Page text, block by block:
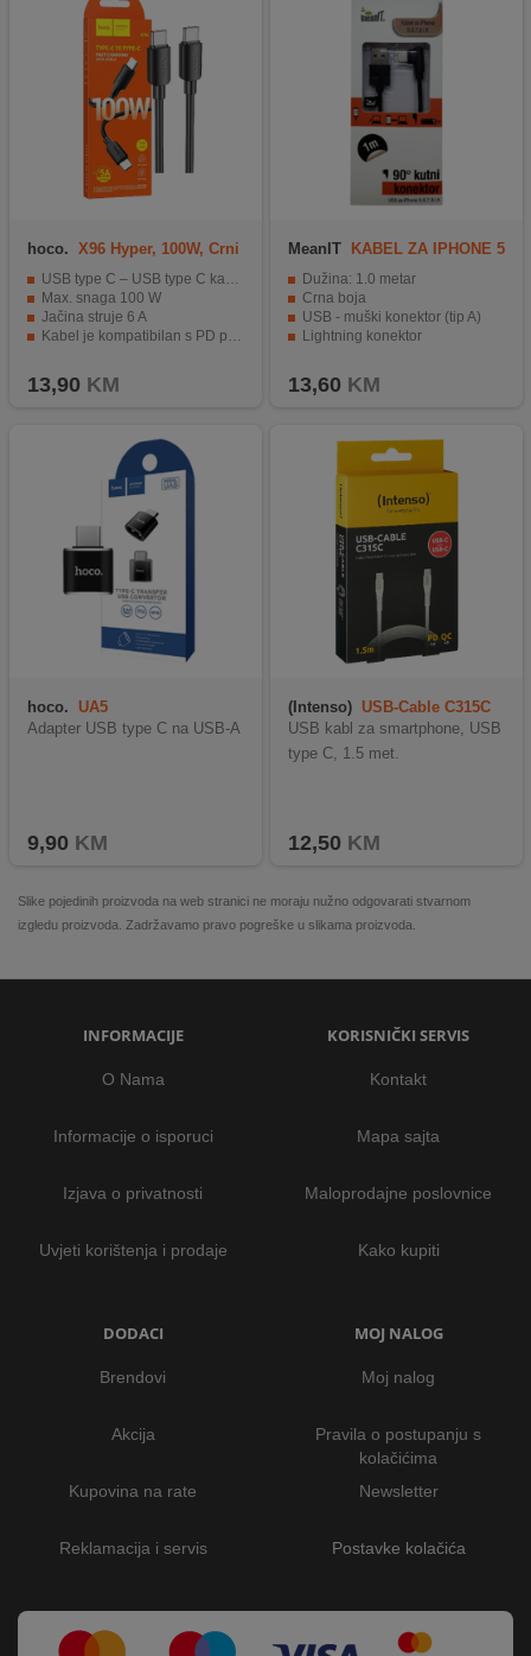
hoco. X96 Hyper, 100W, Crni
USB type C – USB type C kabel za brzo punjenje
Max. snaga 100 W
Jačina struje 6 A
Kabel je kompatibilan s PD protokolom
13,90 KM
MeanIT
KABEL ZA IPHONE 5
Dužina: 1.0 metar
Crna boja
USB - muški konektor (tip A)
Lightning konektor
13,60 KM
hoco.
UA5
Adapter USB type C na USB-A
9,90 KM
(Intenso)
USB-Cable C315C
USB kabl za smartphone, USB
type C, 1.5 met.
12,50 KM
Slike pojedinih proizvoda na web stranici ne moraju nužno odgovarati stvarnom
izgledu proizvoda. Zadržavamo pravo pogreške u slikama proizvoda.
INFORMACIJE
O Nama
Informacije o isporuci
Izjava o privatnosti
Uvjeti korištenja i prodaje
KORISNIČKI SERVIS
Kontakt
Mapa sajta
Maloprodajne poslovnice
Kako kupiti
DODACI
Brendovi
Akcija
Kupovina na rate
Reklamacija i servis
MOJ NALOG
Moj nalog
Pravila o postupanju s
kolačićima
Newsletter
Postavke kolačića